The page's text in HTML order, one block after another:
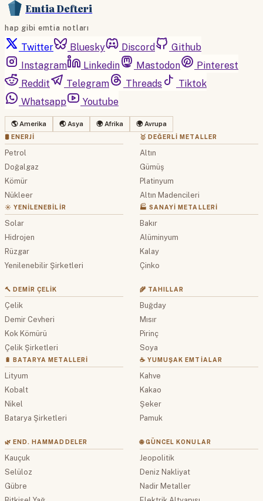
Emtia Defteri
hap gibi emtia notları
Twitter Bluesky Discord
Github
Instagram
Linkedin Mastodon
Pinterest
Reddit
Telegram Threads
Tiktok
Whatsapp
Youtube
🌎 Amerika 🌏 Asya 🌍 Afrika 🌍 Avrupa
🛢 ENERJI
Petrol
Doğalgaz
Kömür
Nükleer
☀️ YENILENEBILIR
Solar
Hidrojen
Rüzgar
Yenilenebilir Şirketleri
🥇 DEĞERLI METALLER
Altın
Gümüş
Platinyum
Altın Madencileri
🏭 SANAYI METALLERI
Bakır
Alüminyum
Kalay
Çinko
🔨 DEMIR ÇELIK
Çelik
Demir Cevheri
Kok Kömürü
Çelik Şirketleri
🔋 BATARYA METALLERI
Lityum
Kobalt
Nikel
Batarya Şirketleri
🌾 TAHILLAR
Buğday
Mısır
Pirinç
Soya
☕ YUMUŞAK EMTIALAR
Kahve
Kakao
Şeker
Pamuk
🌿 END. HAMMADDELER
Kauçuk
Selüloz
Gübre
🌐 GÜNCEL KONULAR
Jeopolitik
Deniz Nakliyat
Nadir Metaller